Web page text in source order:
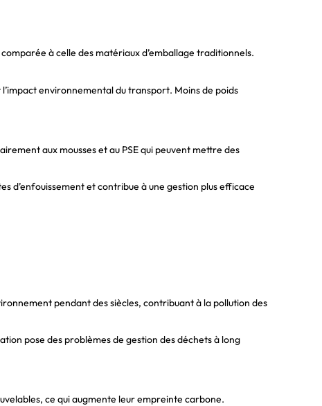
à celle des matériaux d’emballage traditionnels.
environnemental du transport. Moins de poids
aux mousses et au PSE qui peuvent mettre des
d’enfouissement et contribue à une gestion plus efficace
pendant des siècles, contribuant à la pollution des
pose des problèmes de gestion des déchets à long
ce qui augmente leur empreinte carbone.